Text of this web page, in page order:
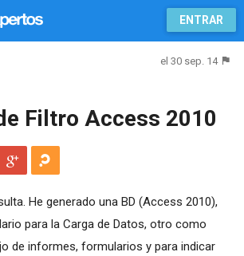
ENTRAR
el 30 sep. 14
Filtro Access 2010
He generado una BD (Access 2010),
para la Carga de Datos, otro como
de informes, formularios y para indicar